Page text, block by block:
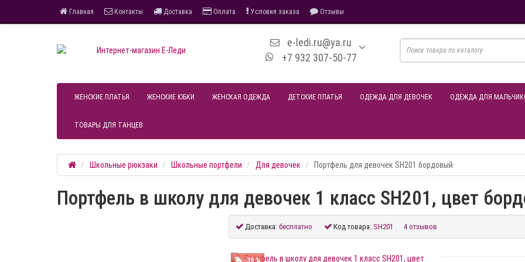
Главная Контакты Доставка Оплата Условия заказа Отзывы
e-ledi.ru@ya.ru
+7 932 307-50-77
ЖЕНСКИЕ ПЛАТЬЯ ЖЕНСКИЕ ЮБКИ ЖЕНСКАЯ ОДЕЖДА ДЕТСКИЕ ПЛАТЬЯ ОДЕЖДА ДЛЯ ДЕВОЧЕК ОДЕЖДА ДЛЯ
ТОВАРЫ ДЛЯ ТАНЦЕВ
Школьные рюкзаки Школьные портфели Для девочек Портфель для девочек SH201 бордовый
Портфель в школу для девочек 1 класс SH201, цвет
Доставка: бесплатно Код товара: SH201 4 отзывов
-39 %